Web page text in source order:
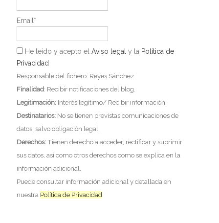
Email*
He leído y acepto el Aviso legal y la Política de
Privacidad
Responsable del fichero: Reyes Sánchez.
Finalidad: Recibir notificaciones del blog.
Legitimación: Interés legítimo/ Recibir información.
Destinatarios: No se tienen previstas comunicaciones de
datos, salvo obligación legal.
Derechos:Tienen derecho a acceder, rectificar y suprimir
sus datos, así como otros derechos como se explica en la
información adicional.
Puede consultar información adicional y detallada en
nuestra Política de Privacidad